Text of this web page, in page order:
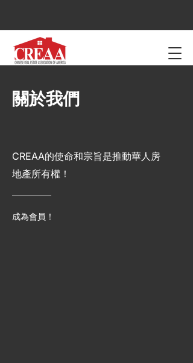
關於我們
CREAA的使命和宗旨是推動華人房
地產所有權！
成為會員！